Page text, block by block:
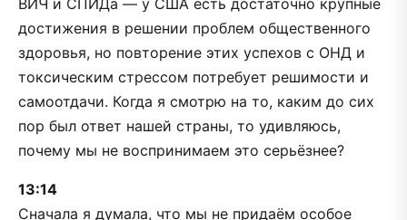
достижения в решении проблем общественного
здоровья, но повторение этих успехов с ОНД и
токсическим стрессом потребует решимости и
самоотдачи. Когда я смотрю на то, каким до сих
пор был ответ нашей страны, то удивляюсь,
почему мы не воспринимаем это серьёзнее?
13:14
Сначала я думала, что мы не придаём особое